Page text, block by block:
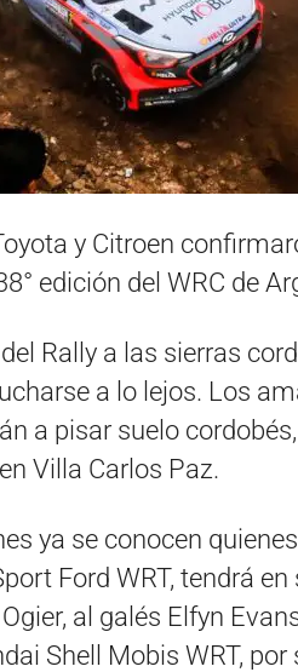
y Citroen
edición del WRC de
Rally a las sierras
a lo lejos. Los
a pisar suelo
Villa Carlos Paz.
ya se conocen
Ford WRT, tendrá en
al galés Elfyn
Shell Mobis WRT, por